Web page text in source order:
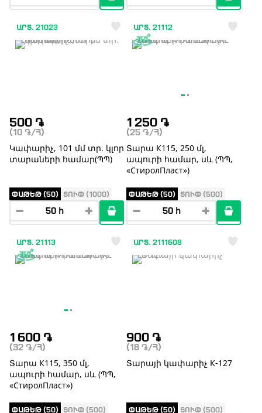
ԱՐՏ. 21023
500 ֏
(10 ֏ /Հ)
Կափարիչ, 101 մմ տր. կլոր
տարաների համար(ՊՊ)
ՓԱԹԵԹ (50) ՏՈՒՓ (1000)
ԱՐՏ. 21112
1 250 ֏
(25 ֏ /Հ)
Տարա К115, 250 մլ,
ապուրի համար, սև (ՊՊ,
«СтиролПласт»)
ՓԱԹԵԹ (50) ՏՈՒՓ (500)
ԱՐՏ. 21113
1 600 ֏
(32 ֏ /Հ)
Տարա К115, 350 մլ,
ապուրի համար, սև (ՊՊ,
«СтиролПласт»)
ՓԱԹԵԹ (50) ՏՈՒՓ (500)
ԱՐՏ. 2111608
900 ֏
(18 ֏ /Հ)
Տարայի կափարիչ К-127
ՓԱԹԵԹ (50) ՏՈՒՓ (500)